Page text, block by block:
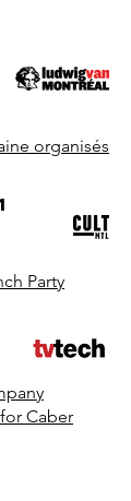
organisés
Party
Caber